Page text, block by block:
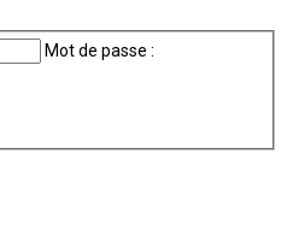
Mot de passe :